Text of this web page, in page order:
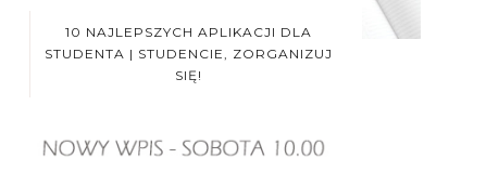
10 NAJLEPSZYCH APLIKACJI DLA
STUDENTA | STUDENCIE, ZORGANIZUJ
SIĘ!